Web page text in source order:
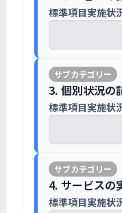
会議で検討
り・ICTア
伝えていま
しては「生
り、職員会
を周知して
せたサービ
定」があり
度初めの各
事業環境の分
年度計画を
スの定員割
理意識の向
して捉えて
在と対策に
期計画を立
は、前年度2
に作成し、
とともに、
で園長が職
し、虐待防
た園内研修
ます。虐待
ども家庭支
どと連携し
地域への情
の実施を通
ます
地域に開か
は2週間～1
蓄品を備え
BCPの内容
感染症・侵
は、事故報
ヤリハット
す。そのう
析し、再発
用者に報告し
情報管理の方
ています
職員が受講
に記録し、
より他の職
人ひとりの
め、会議で
いグループ
取り入れ、
しています
休憩室の環
スの質の向
りもあり、
っていたこ
ては、「子
吸い上げた
位置付け、
います。取
任・副主任
場の状況を
に変化が見
に意見交換
果も上がっ
園のリーフ
SNSを活用
ます
法人発行の
理念・園概
もの姿・デ
内容を掲載
はカラー刷
イラストを
ていること
ます。また
標準項目実施状
【講評】
入園前に説
備について
ています
入園の内定
童票・生活
3. 個別状況の
標準項目実施状
【講評】
ICTアプリ
4. サービスの
標準項目実施状